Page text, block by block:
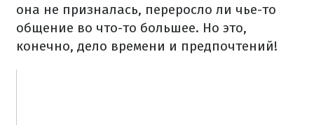
она не призналась, переросло ли чье-то
общение во что-то большее. Но это,
конечно, дело времени и предпочтений!